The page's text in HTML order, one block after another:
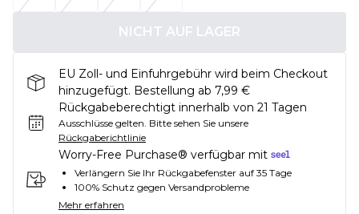
NICHT AUF LAGER
EU Zoll- und Einfuhrgebühr wird beim Checkout
hinzugefügt. Bestellung ab 7,99 €
Rückgabeberechtigt innerhalb von 21 Tagen
Ausschlüsse gelten. Bitte sehen Sie unsere
Rückgaberichtlinie
Worry-Free Purchase® verfügbar mit
Verlängern Sie Ihr Rückgabefenster auf 35 Tage
100% Schutz gegen Versandprobleme
Mehr erfahren